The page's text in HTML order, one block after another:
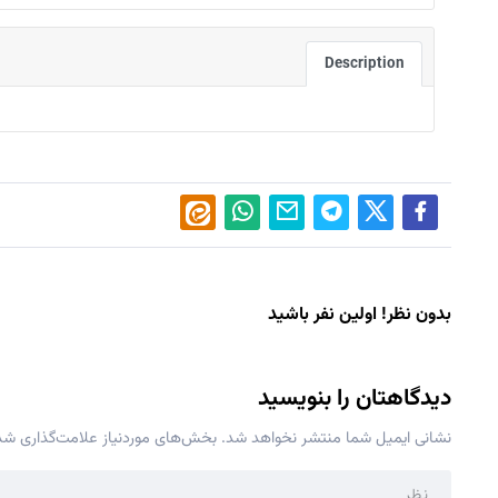
Description
بدون نظر! اولین نفر باشید
دیدگاهتان را بنویسید
نشانی ایمیل شما منتشر نخواهد شد. بخش‌های موردنیاز علامت‌گذاری